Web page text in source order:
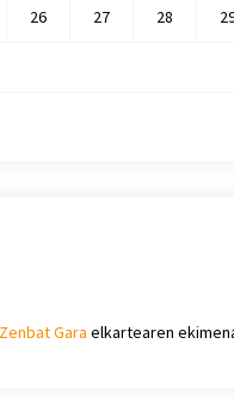
26 27 28
Zenbat Gara elkartearen